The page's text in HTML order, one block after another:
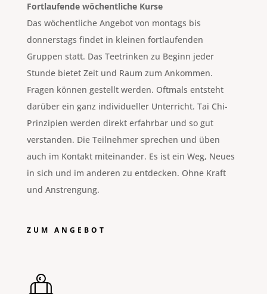
Fortlaufende wöchentliche Kurse
Das wöchentliche Angebot von montags bis
donnerstags findet in kleinen fortlaufenden
Gruppen statt. Das Teetrinken zu Beginn jeder
Stunde bietet Zeit und Raum zum Ankommen.
Fragen können gestellt werden. Oftmals entsteht
darüber ein ganz individueller Unterricht. Tai Chi-
Prinzipien werden direkt erfahrbar und so gut
verstanden. Die Teilnehmer sprechen und üben
auch im Kontakt miteinander. Es ist ein Weg, Neues
in sich und im anderen zu entdecken. Ohne Kraft
und Anstrengung.
ZUM ANGEBOT